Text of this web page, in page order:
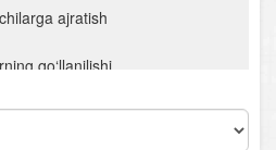
ajratish
qo‘llanilishi